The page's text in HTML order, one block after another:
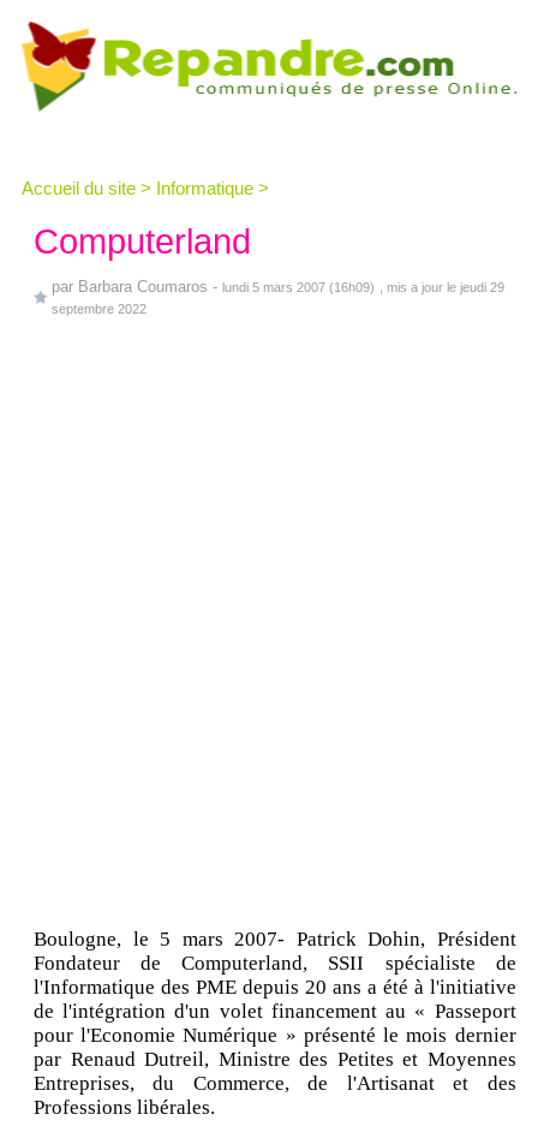
Accueil du site > Informatique >
Computerland
par Barbara Coumaros - lundi 5 mars 2007 (16h09)
, mis a jour le jeudi 29
septembre 2022
Boulogne, le 5 mars 2007- Patrick Dohin, Président
Fondateur de Computerland, SSII spécialiste de
l'Informatique des PME depuis 20 ans a été à l'initiative
de l'intégration d'un volet financement au « Passeport
pour l'Economie Numérique » présenté le mois dernier
par Renaud Dutreil, Ministre des Petites et Moyennes
Entreprises, du Commerce, de l'Artisanat et des
Professions libérales.